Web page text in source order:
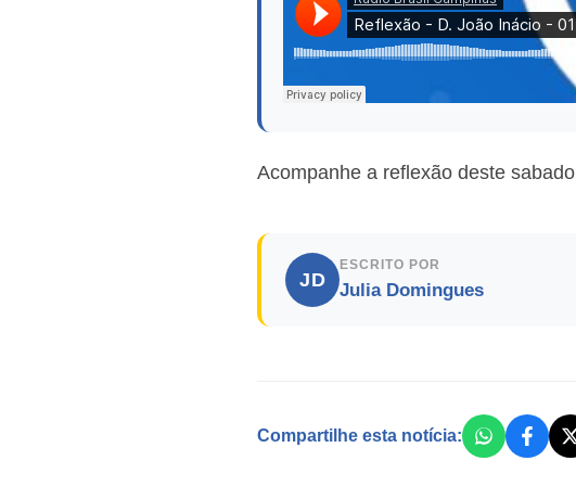
Acompanhe a reflexão deste sabado
JD
ESCRITO POR
Julia Domingues
Compartilhe esta notícia: